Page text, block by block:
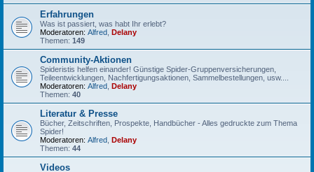
Erfahrungen
Was ist passiert, was habt Ihr erlebt?
Moderatoren: Alfred Delany
Themen: 149
Community-Aktionen
Spideristis helfen einander! Günstige Spider-Gruppenversicherungen,
Teileentwicklungen, Nachfertigungsaktionen, Sammelbestellungen, usw....
Moderatoren: Alfred Delany
Themen: 40
Literatur & Presse
Bücher, Zeitschriften, Prospekte, Handbücher - Alles gedruckte zum Thema
Spider!
Moderatoren: Alfred Delany
Themen: 44
Videos